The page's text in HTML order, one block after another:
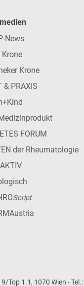
News
Krone
Krone
& PRAXIS
FORUM
der Rheumatologie
Script
Top 1.1, 1070 Wien - Tel.: